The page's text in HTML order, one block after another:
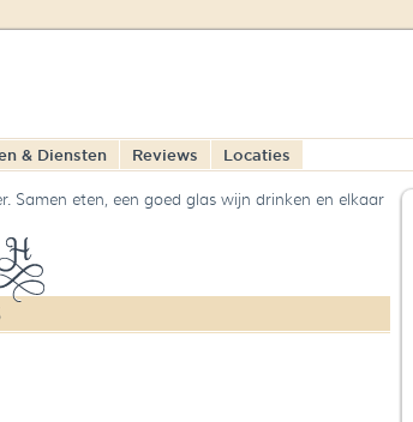
& Diensten Reviews Locaties
Samen eten, een goed glas wijn drinken en elkaar